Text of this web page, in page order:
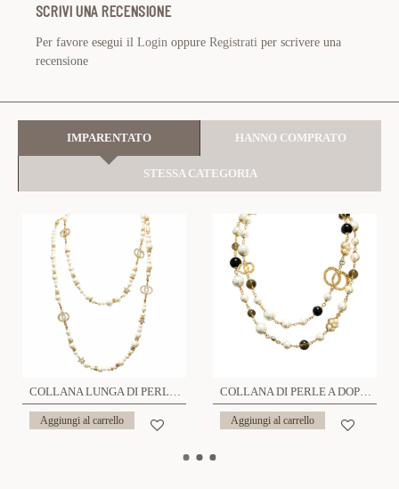
SCRIVI UNA RECENSIONE
Per favore esegui il Login oppure Registrati per scrivere una
recensione
IMPARENTATO HANNO COMPRATO
STESSA CATEGORIA
COLLANA LUNGA DI PERLA CON DOPPIO CERCHIO E STELLA - S16001A
Aggiungi al carrello
COLLANA DI PERLE A DOPPIO FILO - S161242A
Aggiungi al carrello